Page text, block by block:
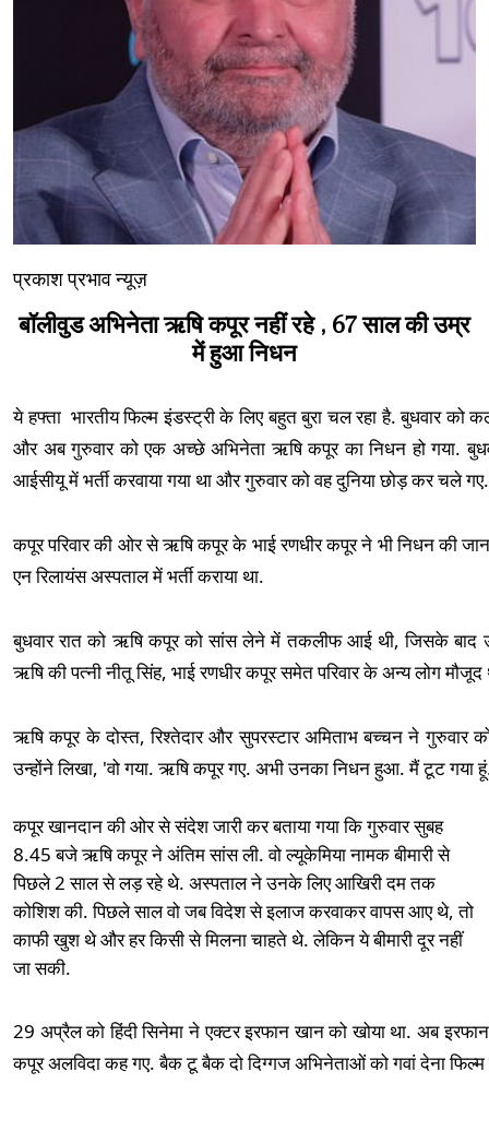
प्रकाश प्रभाव न्यूज़
बॉलीवुड अभिनेता ऋषि कपूर नहीं रहे , 67 साल की उम्र
में हुआ निधन
ये हफ्ता भारतीय फिल्म इंडस्ट्री के लिए बहुत बुरा चल रहा है. बुधवार को
और अब गुरुवार को एक अच्छे अभिनेता ऋषि कपूर का निधन हो गया.
आईसीयू में भर्ती करवाया गया था और गुरुवार को वह दुनिया छोड़ कर
कपूर परिवार की ओर से ऋषि कपूर के भाई रणधीर कपूर ने भी निधन की
एन रिलायंस अस्पताल में भर्ती कराया था.
बुधवार रात को ऋषि कपूर को सांस लेने में तकलीफ आई थी, जिसके बाद
ऋषि की पत्नी नीतू सिंह, भाई रणधीर कपूर समेत परिवार के अन्य लोग
ऋषि कपूर के दोस्त, रिश्तेदार और सुपरस्टार अमिताभ बच्चन ने गुरुवार
उन्होंने लिखा, 'वो गया. ऋषि कपूर गए. अभी उनका निधन हुआ. मैं टूट गया
कपूर खानदान की ओर से संदेश जारी कर बताया गया कि गुरुवार सुबह
8.45 बजे ऋषि कपूर ने अंतिम सांस ली. वो ल्यूकेमिया नामक बीमारी से
पिछले 2 साल से लड़ रहे थे. अस्पताल ने उनके लिए आखिरी दम तक
कोशिश की. पिछले साल वो जब विदेश से इलाज करवाकर वापस आए थे, तो
काफी खुश थे और हर किसी से मिलना चाहते थे. लेकिन ये बीमारी दूर नहीं
जा सकी.
29 अप्रैल को हिंदी सिनेमा ने एक्टर इरफान खान को खोया था. अब
कपूर अलविदा कह गए. बैक टू बैक दो दिग्गज अभिनेताओं को गवां देना